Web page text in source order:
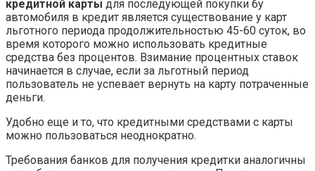
кредитной карты для последующей покупки бу
автомобиля в кредит является существование у карт
льготного периода продолжительностью 45-60 суток, во
время которого можно использовать кредитные
средства без процентов. Взимание процентных ставок
начинается в случае, если за льготный период
пользователь не успевает вернуть на карту потраченные
деньги.
Удобно еще и то, что кредитными средствами с карты
можно пользоваться неоднократно.
Требования банков для получения кредитки аналогичны